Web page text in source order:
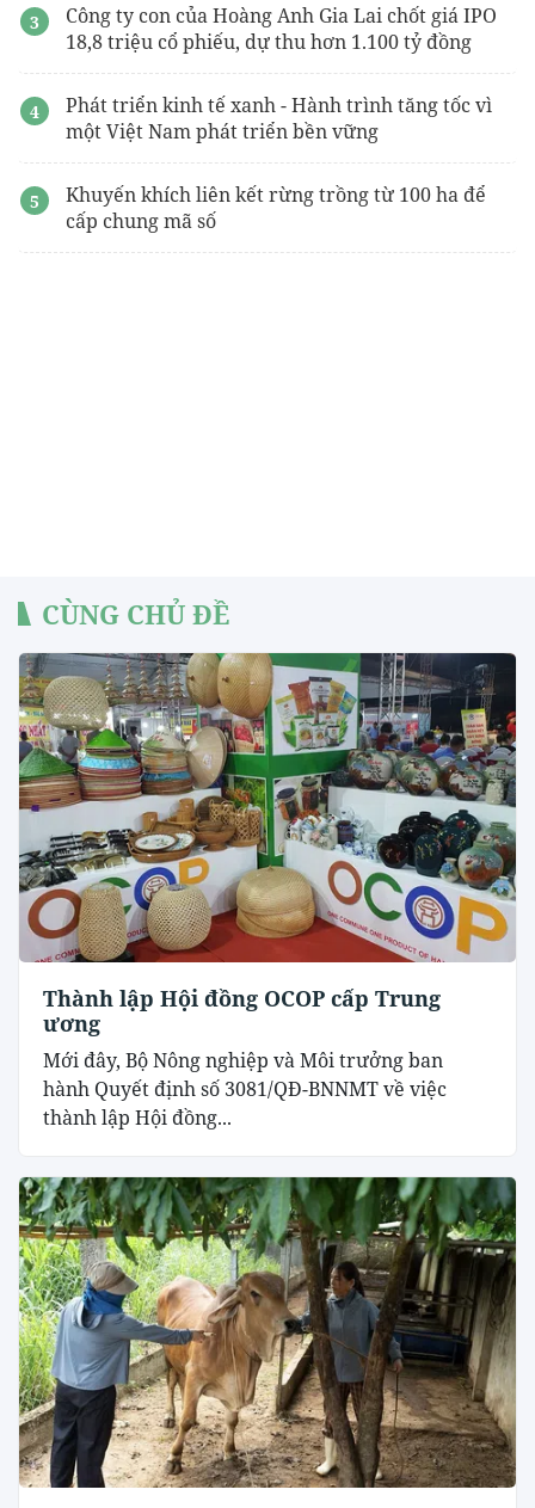
Công ty con của Hoàng Anh Gia Lai chốt giá IPO
18,8 triệu cổ phiếu, dự thu hơn 1.100 tỷ đồng
Phát triển kinh tế xanh - Hành trình tăng tốc vì
một Việt Nam phát triển bền vững
Khuyến khích liên kết rừng trồng từ 100 ha để
cấp chung mã số
CÙNG CHỦ ĐỀ
Thành lập Hội đồng OCOP cấp Trung
ương
Mới đây, Bộ Nông nghiệp và Môi trưởng ban
hành Quyết định số 3081/QĐ-BNNMT về việc
thành lập Hội đồng...